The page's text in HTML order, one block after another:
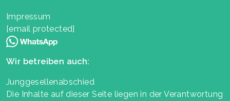
Impressum
[email protected]
Wir betreiben auch:
Junggesellenabschied
Die Inhalte auf dieser Seite liegen in der Verantwortung